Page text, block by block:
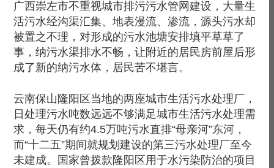
广西崇左市不重视城市排污污水管网建设，大量生
活污水经沟渠汇集、地表漫流、渗流，源头污水却
被置之不理，对形成的污水池塘安排填平草草了
事，纳污水渠排水不畅，让附近的居民房前屋后形
成了新的纳污水体，居民苦不堪言。
云南保山隆阳区当地的两座城市生活污水处理厂，
日处理污水吨数远远不够满足城市生活污水处理需
求，每天仍有约4.5万吨污水直排“母亲河”东河，
而“十二五”期间就规划建设的第三污水处理厂至今
未建成。国家曾拨款隆阳区用于水污染防治的项目